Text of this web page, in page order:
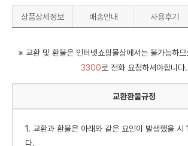
상품상세정보 배송안내 사용후기
※ 교환 및 환불은 인터넷쇼핑몰상에서는 불가능하므
3300로 전화 요청하셔야합니다.
교환환불규정
1. 교환과 환불은 아래와 같은 요인이 발생했을 시
다.